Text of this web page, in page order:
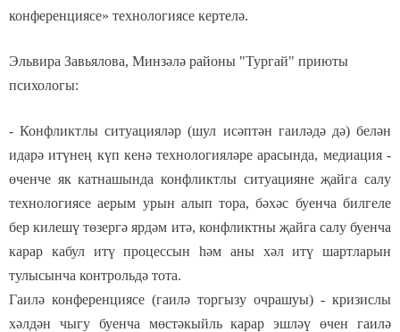
конференциясе» технологиясе кертелә.
Эльвира Завьялова, Минзәлә районы "Тургай" приюты
психологы:
-Конфликтлы ситуацияләр (шул исәптән гаиләдә дә)белән
идарә итүнең күп кенә технологияләре арасында, медиация -
өченче як катнашында конфликтлы ситуацияне җайга салу
технологиясе аерым урын алып тора, бәхәс буенча билгеле
бер килешү төзергә ярдәм итә, конфликтны җайга салу буенча
карар кабул итү процессын һәм аны хәл итү шартларын
тулысынча контрольдә тота.
Гаилә конференциясе (гаилә торгызу очрашуы) - кризислы
хәлдән чыгу буенча мөстәкыйль карар эшләү өчен гаилә